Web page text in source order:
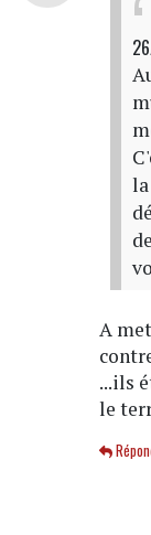
A
...ils
le